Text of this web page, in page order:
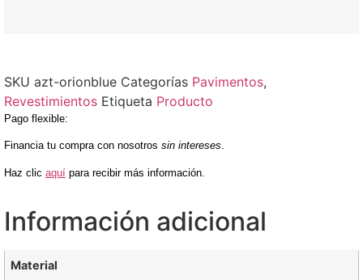
SKU azt-orionblue Categorías Pavimentos,
Revestimientos Etiqueta Producto
Pago flexible:
Financia tu compra con nosotros sin intereses.
Haz clic aquí para recibir más información.
Información adicional
Material